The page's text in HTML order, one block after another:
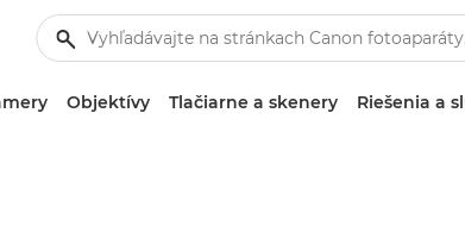
Objektívy Tlačiarne a skenery Riešenia a